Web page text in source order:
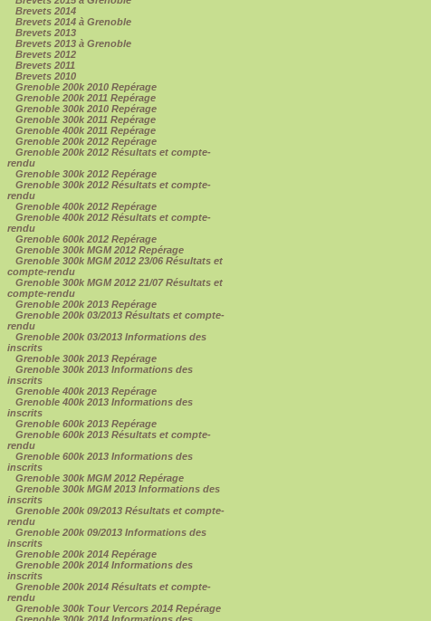
Brevets 2014
Brevets 2014 à Grenoble
Brevets 2013
Brevets 2013 à Grenoble
Brevets 2012
Brevets 2011
Brevets 2010
Grenoble 200k 2010 Repérage
Grenoble 200k 2011 Repérage
Grenoble 300k 2010 Repérage
Grenoble 300k 2011 Repérage
Grenoble 400k 2011 Repérage
Grenoble 200k 2012 Repérage
Grenoble 200k 2012 Résultats et compte-
rendu
Grenoble 300k 2012 Repérage
Grenoble 300k 2012 Résultats et compte-
rendu
Grenoble 400k 2012 Repérage
Grenoble 400k 2012 Résultats et compte-
rendu
Grenoble 600k 2012 Repérage
Grenoble 300k MGM 2012 Repérage
Grenoble 300k MGM 2012 23/06 Résultats et
compte-rendu
Grenoble 300k MGM 2012 21/07 Résultats et
compte-rendu
Grenoble 200k 2013 Repérage
Grenoble 200k 03/2013 Résultats et compte-
rendu
Grenoble 200k 03/2013 Informations des
inscrits
Grenoble 300k 2013 Repérage
Grenoble 300k 2013 Informations des
inscrits
Grenoble 400k 2013 Repérage
Grenoble 400k 2013 Informations des
inscrits
Grenoble 600k 2013 Repérage
Grenoble 600k 2013 Résultats et compte-
rendu
Grenoble 600k 2013 Informations des
inscrits
Grenoble 300k MGM 2012 Repérage
Grenoble 300k MGM 2013 Informations des
inscrits
Grenoble 200k 09/2013 Résultats et compte-
rendu
Grenoble 200k 09/2013 Informations des
inscrits
Grenoble 200k 2014 Repérage
Grenoble 200k 2014 Informations des
inscrits
Grenoble 200k 2014 Résultats et compte-
rendu
Grenoble 300k Tour Vercors 2014 Repérage